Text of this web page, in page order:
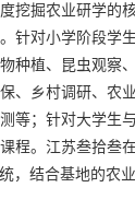
挖掘农业研学的
针对小学阶段学
种植、昆虫观察
、乡村调研、农
等；针对大学生与
程。江苏叁拾叁
，结合基地的农